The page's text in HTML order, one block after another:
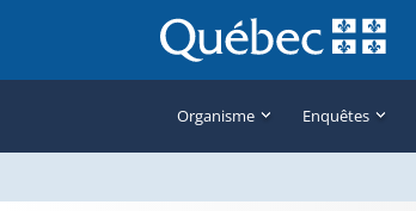
Organisme Enquêtes